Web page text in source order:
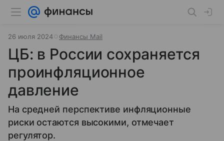
26 июля 2024 Финансы Mail
ЦБ: в России сохраняется
проинфляционное
давление
На средней перспективе инфляционные
риски остаются высокими, отмечает
регулятор.